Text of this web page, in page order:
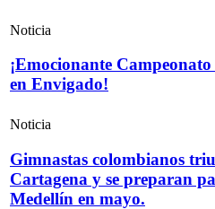
Noticia
¡Emocionante
en Envigado!
Noticia
Gimnastas colombianos
Cartagena y se preparan
Medellín en mayo.